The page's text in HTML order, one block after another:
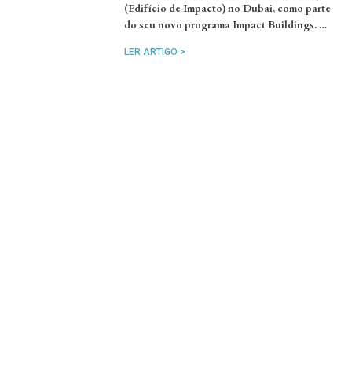
(Edifício de Impacto) no Dubai, como parte
do seu novo programa Impact Buildings. …
LER ARTIGO >